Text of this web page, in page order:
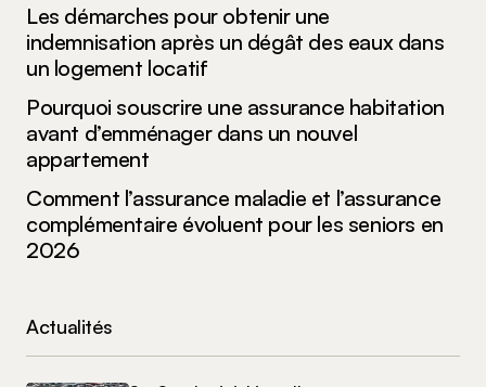
Les démarches pour obtenir une
indemnisation après un dégât des eaux dans
un logement locatif
Pourquoi souscrire une assurance habitation
avant d’emménager dans un nouvel
appartement
Comment l’assurance maladie et l’assurance
complémentaire évoluent pour les seniors en
2026
Actualités